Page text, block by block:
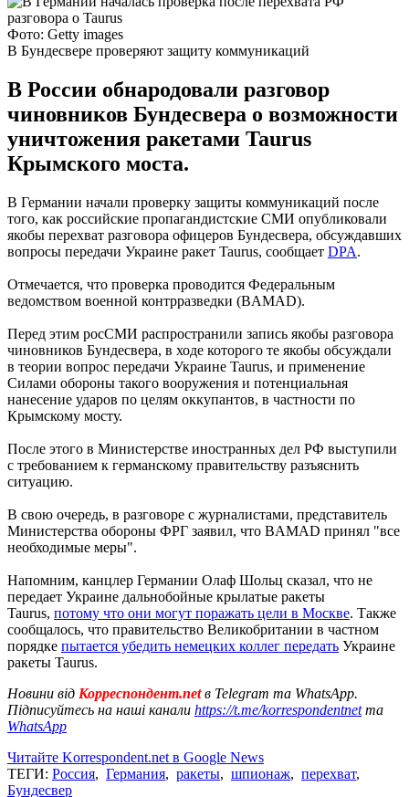
Фото: Getty images
В Бундесвере проверяют защиту коммуникаций
В России обнародовали разговор
чиновников Бундесвера о возможности
уничтожения ракетами Taurus
Крымского моста.
В Германии начали проверку защиты коммуникаций после
того, как российские пропагандистские СМИ опубликовали
якобы перехват разговора офицеров Бундесвера, обсуждавших
вопросы передачи Украине ракет Taurus, сообщает DPA.
Отмечается, что проверка проводится Федеральным
ведомством военной контрразведки (BAMAD).
Перед этим росСМИ распространили запись якобы разговора
чиновников Бундесвера, в ходе которого те якобы обсуждали
в теории вопрос передачи Украине Taurus, и применение
Силами обороны такого вооружения и потенциальная
нанесение ударов по целям оккупантов, в частности по
Крымскому мосту.
После этого в Министерстве иностранных дел РФ выступили
с требованием к германскому правительству разъяснить
ситуацию.
В свою очередь, в разговоре с журналистами, представитель
Министерства обороны ФРГ заявил, что BAMAD принял "все
необходимые меры".
Напомним, канцлер Германии Олаф Шольц сказал, что не
передает Украине дальнобойные крылатые ракеты
Taurus, потому что они могут поражать цели в Москве. Также
сообщалось, что правительство Великобритании в частном
порядке пытается убедить немецких коллег передать Украине
ракеты Taurus.
Новини від Корреспондент.netв Telegram та WhatsApp.
Підписуйтесь на наші канали https://t.me/korrespondentnetта
WhatsApp
Читайте Korrespondent.net в Google News
ТЕГИ: Россия, Германия, ракеты, шпионаж, перехват,
Бундесвер